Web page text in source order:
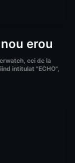
erou
cei de la
intitulat "ECHO",